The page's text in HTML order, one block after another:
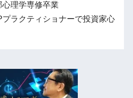
理学専修卒業
ラクティショナーで投資家心